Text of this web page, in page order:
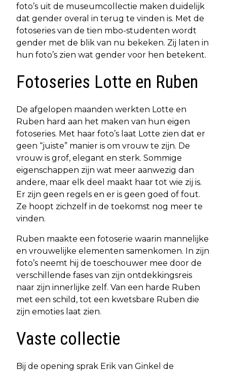
foto’s uit de museumcollectie maken duidelijk
dat gender overal in terug te vinden is. Met de
fotoseries van de tien mbo-studenten wordt
gender met de blik van nu bekeken. Zij laten in
hun foto’s zien wat gender voor hen betekent.
Fotoseries Lotte en Ruben
De afgelopen maanden werkten Lotte en
Ruben hard aan het maken van hun eigen
fotoseries. Met haar foto’s laat Lotte zien dat er
geen “juiste” manier is om vrouw te zijn. De
vrouw is grof, elegant en sterk. Sommige
eigenschappen zijn wat meer aanwezig dan
andere, maar elk deel maakt haar tot wie zij is.
Er zijn geen regels en er is geen goed of fout.
Ze hoopt zichzelf in de toekomst nog meer te
vinden.
Ruben maakte een fotoserie waarin mannelijke
en vrouwelijke elementen samenkomen. In zijn
foto’s neemt hij de toeschouwer mee door de
verschillende fases van zijn ontdekkingsreis
naar zijn innerlijke zelf. Van een harde Ruben
met een schild, tot een kwetsbare Ruben die
zijn emoties laat zien.
Vaste collectie
Bij de opening sprak Erik van Ginkel de